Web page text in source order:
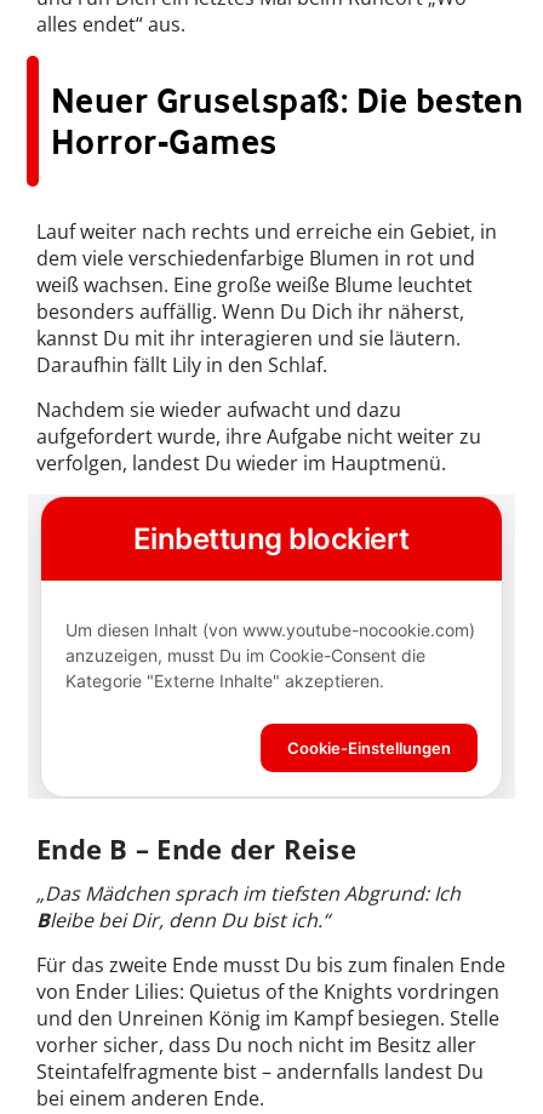
alles endet“ aus.
Neuer Gruselspaß: Die besten
Horror-Games
Lauf weiter nach rechts und erreiche ein Gebiet, in
dem viele verschiedenfarbige Blumen in rot und
weiß wachsen. Eine große weiße Blume leuchtet
besonders auffällig. Wenn Du Dich ihr näherst,
kannst Du mit ihr interagieren und sie läutern.
Daraufhin fällt Lily in den Schlaf.
Nachdem sie wieder aufwacht und dazu
aufgefordert wurde, ihre Aufgabe nicht weiter zu
verfolgen, landest Du wieder im Hauptmenü.
Ende B – Ende der Reise
„Das Mädchen sprach im tiefsten Abgrund: Ich
Bleibe bei Dir, denn Du bist ich.“
Für das zweite Ende musst Du bis zum finalen Ende
von Ender Lilies: Quietus of the Knights vordringen
und den Unreinen König im Kampf besiegen. Stelle
vorher sicher, dass Du noch nicht im Besitz aller
Steintafelfragmente bist – andernfalls landest Du
bei einem anderen Ende.